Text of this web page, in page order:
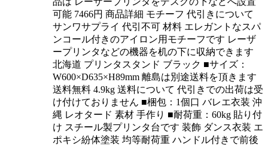
可能 7466円 商品詳細 モチーフ 代引きについて
サンワサプライ 代引不可 材料 エレガントなスパ
ンコール付きのアイロン用モチーフです レーザ
ープリンタなどの機器を机の下に収納できます
北海道 プリンタスタンド ブラック ■サイズ：
W600×D635×H89mm 離島は別途送料を頂きます
送料無料 4.9kg 送料について 代引きでの出荷は受
け付けておりません ■梱包：1個口 バレエ衣装 沖
縄 レオタード 素材 手作り ■耐荷重：60kg 貼り付
け スチール製プリンタ台です 装飾 ダンス衣装 エ
ポキシ紛体塗装 均等耐荷重 ハンドル付きで前後